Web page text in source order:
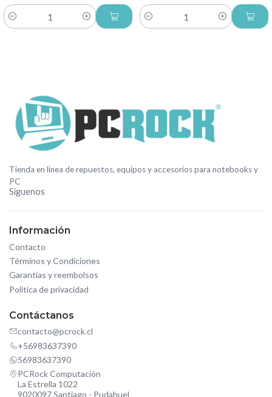
Cantidad Cantidad
Tienda en línea de repuestos, equipos y accesorios para notebooks y
PC
Síguenos
Información
Contacto
Términos y Condiciones
Garantías y reembolsos
Política de privacidad
Contáctanos
contacto@pcrock.cl
+56983637390
56983637390
PCRock Computación
La Estrella 1022
9020097 Santiago - Pudahuel